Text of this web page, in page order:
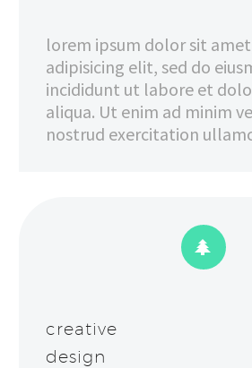
lorem ipsum dolor sit
adipisicing elit, sed do
incididunt ut labore et
aliqua. Ut enim ad minim
nostrud exercitation


creative
design